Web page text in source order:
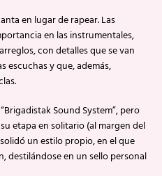
en lugar de rapear. Las
en las instrumentales,
con detalles que se van
escuchas y que, además,
Sound System”, pero
etapa en solitario (al margen del
un estilo propio, en el que
destilándose en un sello personal